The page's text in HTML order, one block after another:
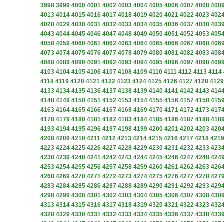
3998 3999 4000 4001 4002 4003 4004 4005 4006 4007 4008
4013 4014 4015 4016 4017 4018 4019 4020 4021 4022 4023
4028 4029 4030 4031 4032 4033 4034 4035 4036 4037 4038
4043 4044 4045 4046 4047 4048 4049 4050 4051 4052 4053
4058 4059 4060 4061 4062 4063 4064 4065 4066 4067 4068
4073 4074 4075 4076 4077 4078 4079 4080 4081 4082 4083
4088 4089 4090 4091 4092 4093 4094 4095 4096 4097 4098
4103 4104 4105 4106 4107 4108 4109 4110 4111 4112 4113 4114
4118 4119 4120 4121 4122 4123 4124 4125 4126 4127 4128 4129
4133 4134 4135 4136 4137 4138 4139 4140 4141 4142 4143
4148 4149 4150 4151 4152 4153 4154 4155 4156 4157 4158
4163 4164 4165 4166 4167 4168 4169 4170 4171 4172 4173
4178 4179 4180 4181 4182 4183 4184 4185 4186 4187 4188
4193 4194 4195 4196 4197 4198 4199 4200 4201 4202 4203
4208 4209 4210 4211 4212 4213 4214 4215 4216 4217 4218 4219
4223 4224 4225 4226 4227 4228 4229 4230 4231 4232 4233
4238 4239 4240 4241 4242 4243 4244 4245 4246 4247 4248
4253 4254 4255 4256 4257 4258 4259 4260 4261 4262 4263
4268 4269 4270 4271 4272 4273 4274 4275 4276 4277 4278
4283 4284 4285 4286 4287 4288 4289 4290 4291 4292 4293
4298 4299 4300 4301 4302 4303 4304 4305 4306 4307 4308
4313 4314 4315 4316 4317 4318 4319 4320 4321 4322 4323
4328 4329 4330 4331 4332 4333 4334 4335 4336 4337 4338